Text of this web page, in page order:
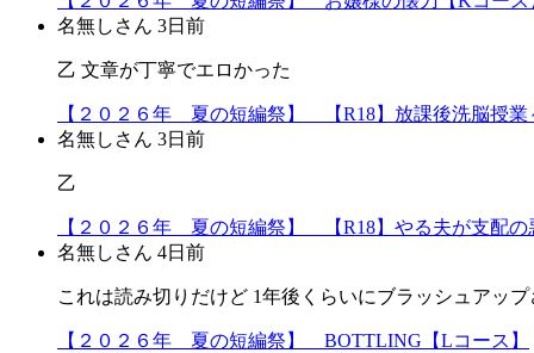
名無しさん 3日前
乙 文章が丁寧でエロかった
【２０２６年 夏の短編祭】 【R18】放課後洗脳授
名無しさん 3日前
乙
【２０２６年 夏の短編祭】 【R18】やる夫が支配の
名無しさん 4日前
これは読み切りだけど 1年後くらいにブラッシュアッ
【２０２６年 夏の短編祭】 BOTTLING【Lコース】